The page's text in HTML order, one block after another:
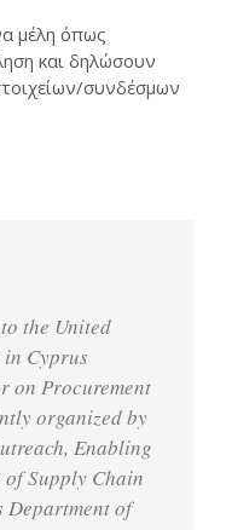
μέλη όπως
και δηλώσουν
συνδέσμων
the United
in Cyprus
on Procurement
organized by
Enabling
Supply Chain
Department of